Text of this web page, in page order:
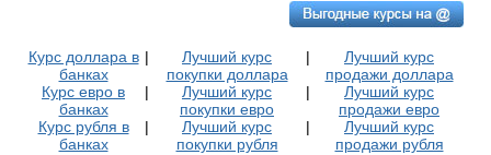
Курс доллара в
банках
|
Лучший курс
покупки доллара
|
Лучший курс
продажи доллара
Курс евро в
банках
|
Лучший курс
покупки евро
|
Лучший курс
продажи евро
Курс рубля в
банках
|
Лучший курс
покупки рубля
|
Лучший курс
продажи рубля